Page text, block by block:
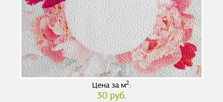
Цена за м2:
30 руб.